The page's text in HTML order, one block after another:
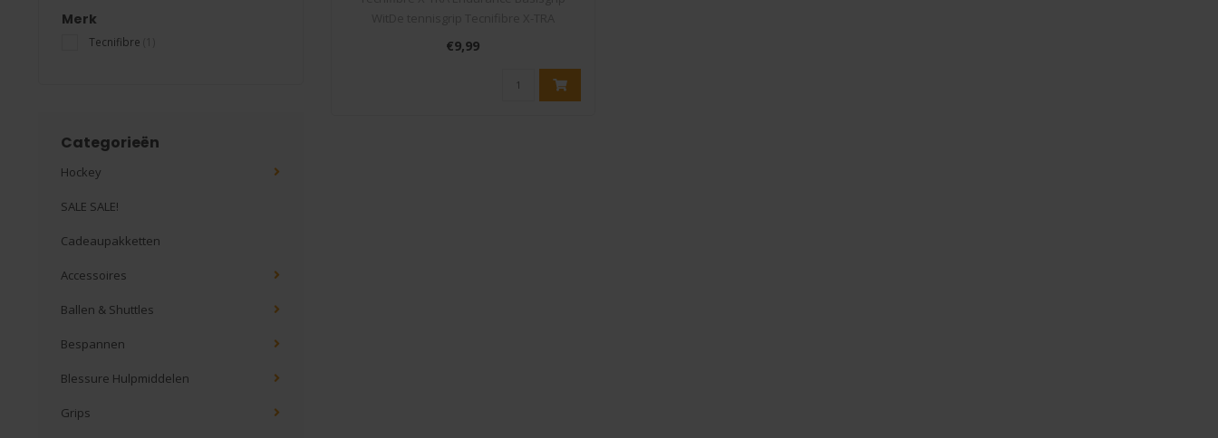
Merk
Tecnifibre
Categorieën
Hockey
SALE SALE!
Cadeaupakketten
Accessoires
Ballen & Shuttles
Bespannen
Blessure Hulpmiddelen
Grips
Endurance..
€9,99